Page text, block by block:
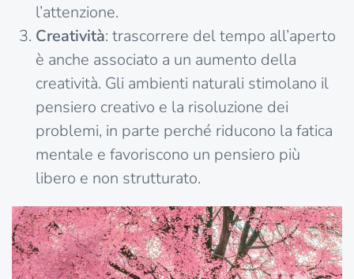
l’attenzione.
Creatività: trascorrere del tempo all’aperto
è anche associato a un aumento della
creatività. Gli ambienti naturali stimolano il
pensiero creativo e la risoluzione dei
problemi, in parte perché riducono la fatica
mentale e favoriscono un pensiero più
libero e non strutturato.